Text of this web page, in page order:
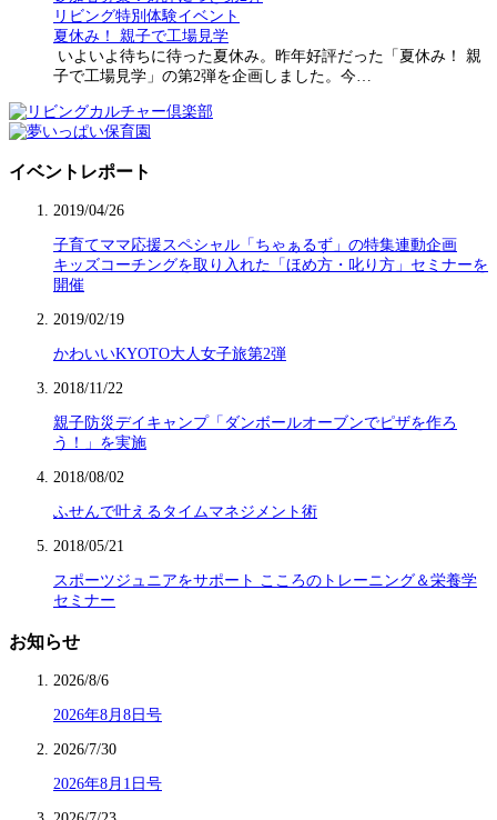
リビング特別体験イベント
夏休み！ 親子で工場見学
いよいよ待ちに待った夏休み。昨年好評だった「夏休み！ 親
子で工場見学」の第2弾を企画しました。今…
イベントレポート
2019/04/26
子育てママ応援スペシャル「ちゃぁるず」の特集連動企画
キッズコーチングを取り入れた「ほめ方・叱り方」セミナーを
開催
2019/02/19
かわいいKYOTO大人女子旅第2弾
2018/11/22
親子防災デイキャンプ「ダンボールオーブンでピザを作ろ
う！」を実施
2018/08/02
ふせんで叶えるタイムマネジメント術
2018/05/21
スポーツジュニアをサポート こころのトレーニング＆栄養学
セミナー
お知らせ
2026/8/6
2026年8月8日号
2026/7/30
2026年8月1日号